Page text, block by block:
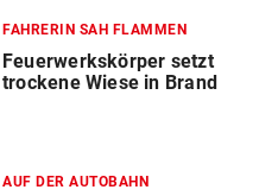
FAHRERIN SAH FLAMMEN
Feuerwerkskörper setzt
trockene Wiese in Brand
AUF DER AUTOBAHN